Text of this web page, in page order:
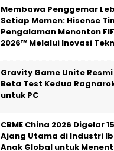
Membawa Penggemar
Setiap Momen: Hisense
Pengalaman Menonton
2026™ Melalui Inovasi
Gravity Game Unite
Beta Test Kedua
untuk PC
CBME China 2026 Digelar
Ajang Utama di Industri
Anak Global untuk